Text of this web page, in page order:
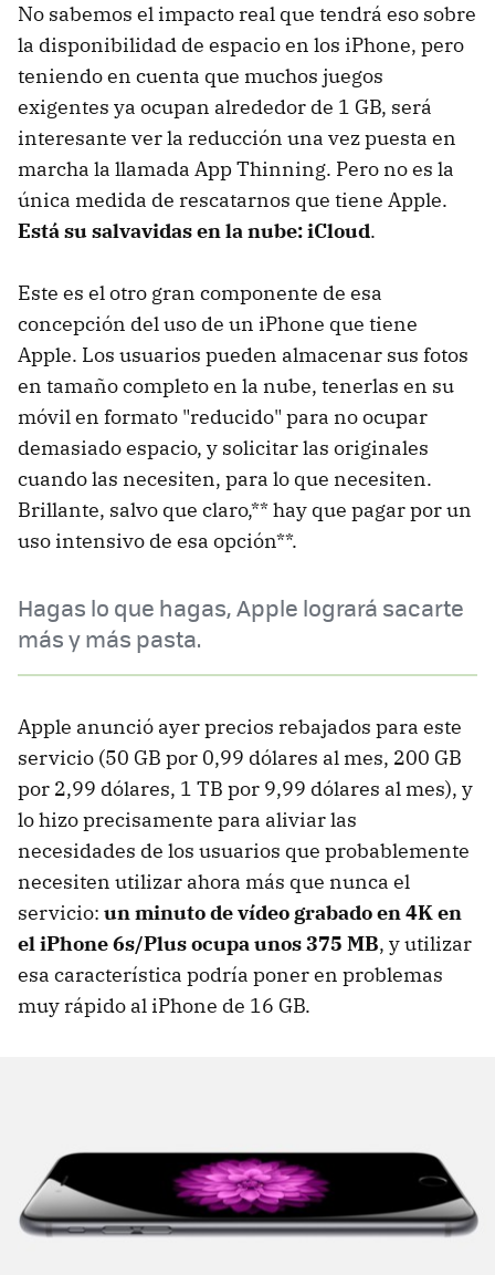
No sabemos el impacto real que tendrá eso sobre
la disponibilidad de espacio en los iPhone, pero
teniendo en cuenta que muchos juegos
exigentes ya ocupan alrededor de 1 GB, será
interesante ver la reducción una vez puesta en
marcha la llamada App Thinning. Pero no es la
única medida de rescatarnos que tiene Apple.
Está su salvavidas en la nube: iCloud.
Este es el otro gran componente de esa
concepción del uso de un iPhone que tiene
Apple. Los usuarios pueden almacenar sus fotos
en tamaño completo en la nube, tenerlas en su
móvil en formato "reducido" para no ocupar
demasiado espacio, y solicitar las originales
cuando las necesiten, para lo que necesiten.
Brillante, salvo que claro,** hay que pagar por un
uso intensivo de esa opción**.
Hagas lo que hagas, Apple logrará sacarte
más y más pasta.
Apple anunció ayer precios rebajados para este
servicio (50 GB por 0,99 dólares al mes, 200 GB
por 2,99 dólares, 1 TB por 9,99 dólares al mes), y
lo hizo precisamente para aliviar las
necesidades de los usuarios que probablemente
necesiten utilizar ahora más que nunca el
servicio: un minuto de vídeo grabado en 4K en
el iPhone 6s/Plus ocupa unos 375 MB, y utilizar
esa característica podría poner en problemas
muy rápido al iPhone de 16 GB.